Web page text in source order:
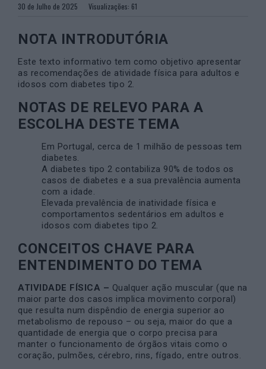
30 de Julho de 2025 Visualizações: 61
NOTA INTRODUTÓRIA
Este texto informativo tem como objetivo apresentar
as recomendações de atividade física para adultos e
idosos com diabetes tipo 2.
NOTAS DE RELEVO PARA A
ESCOLHA DESTE TEMA
Em Portugal, cerca de 1 milhão de pessoas tem
diabetes.
A diabetes tipo 2 contabiliza 90% de todos os
casos de diabetes e a sua prevalência aumenta
com a idade.
Elevada prevalência de inatividade física e
comportamentos sedentários em adultos e
idosos com diabetes tipo 2.
CONCEITOS CHAVE PARA
ENTENDIMENTO DO TEMA
ATIVIDADE FÍSICA – Qualquer ação muscular (que na
maior parte dos casos implica movimento corporal)
que resulta num dispêndio de energia superior ao
metabolismo de repouso – ou seja, maior do que a
quantidade de energia que o corpo precisa para
manter o funcionamento de órgãos vitais como o
coração, pulmões, cérebro, rins, fígado, entre outros.